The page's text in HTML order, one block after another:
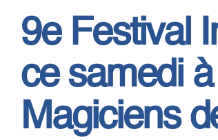
9e Festival
ce samedi
Magiciens